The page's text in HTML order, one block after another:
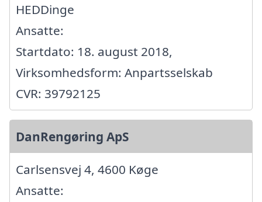
HEDDinge
Ansatte:
Startdato: 18. august 2018,
Virksomhedsform: Anpartsselskab
CVR: 39792125
DanRengøring ApS
Carlsensvej 4, 4600 Køge
Ansatte: